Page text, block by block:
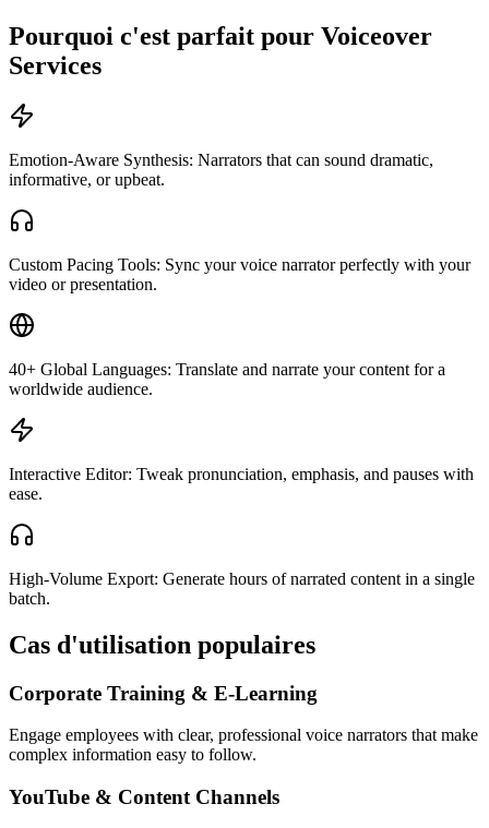
Pourquoi c'est parfait pour Voiceover
Services
Emotion-Aware Synthesis: Narrators that can sound dramatic,
informative, or upbeat.
Custom Pacing Tools: Sync your voice narrator perfectly with your
video or presentation.
40+ Global Languages: Translate and narrate your content for a
worldwide audience.
Interactive Editor: Tweak pronunciation, emphasis, and pauses with
ease.
High-Volume Export: Generate hours of narrated content in a single
batch.
Cas d'utilisation populaires
Corporate Training & E-Learning
Engage employees with clear, professional voice narrators that make
complex information easy to follow.
YouTube & Content Channels